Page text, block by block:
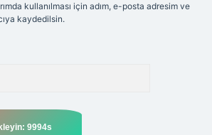
kullanılması için adım, e-posta adresim ve
kaydedilsin.